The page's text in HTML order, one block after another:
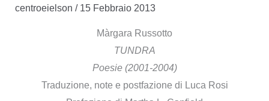
centroeielson / 15 Febbraio 2013
Màrgara Russotto
TUNDRA
Poesie (2001-2004)
Traduzione, note e postfazione di Luca Rosi